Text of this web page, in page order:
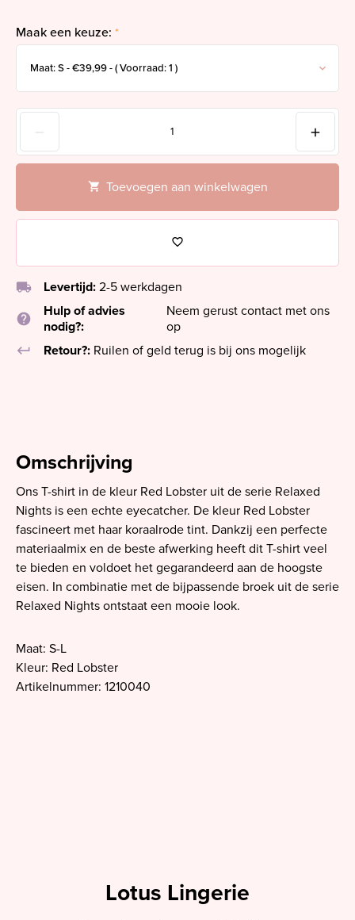
Maak een keuze: *
Toevoegen aan winkelwagen
local_shipping Levertijd: 2-5 werkdagen
help
Hulp of advies
nodig?:
Neem gerust contact met ons
op
keyboard_return
Retour?: Ruilen of geld terug is bij ons mogelijk
Omschrijving
Ons T-shirt in de kleur Red Lobster uit de serie Relaxed
Nights is een echte eyecatcher. De kleur Red Lobster
fascineert met haar koraalrode tint. Dankzij een perfecte
materiaalmix en de beste afwerking heeft dit T-shirt veel
te bieden en voldoet het gegarandeerd aan de hoogste
eisen. In combinatie met de bijpassende broek uit de serie
Relaxed Nights ontstaat een mooie look.
Maat: S-L
Kleur: Red Lobster
Artikelnummer: 1210040
Lotus Lingerie